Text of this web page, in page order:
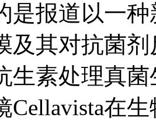
是报道以一
及其对抗菌
生素处理真
Cellavista在